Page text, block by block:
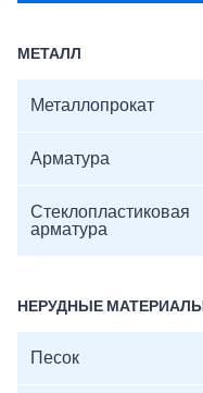
МЕТАЛЛ
Металлопрокат
Арматура
Стеклопластиковая
арматура
НЕРУДНЫЕ МАТЕРИАЛЫ
Песок